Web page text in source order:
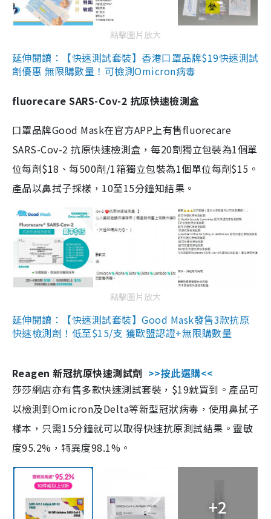
點擊圖片放大
延伸閱讀：【快速測試套裝】香港口罩品牌$19快速測試
劑優惠 無限購數量！可檢測Omicron病毒
fluorecare SARS-Cov-2 抗原快速檢測盒
口罩品牌Good Mask在官方APP上有售fluorecare
SARS-Cov-2 抗原快速檢測盒，每20劑獨立包裝為1個單
位每劑$18、每500劑/1箱獨立包裝為1個單位每劑$15。
產品以鼻拭子採樣，10至15分鐘知結果。
點擊圖片放大
延伸閱讀：【快速測試套裝】Good Mask發售3款抗原
快速檢測劑！低至$15/支 獲歐盟認證+無限購數量
Reagen 新冠抗原快速測試劑 >>按此選購<<
莎莎網店亦有售多款快速測試套裝，$19就買到。產品可
以檢測到Omicron及Delta等新型冠狀病毒，使用鼻拭子
樣本，只需15分鐘就可以取得快速抗原測試結果。靈敏
度95.2%，特異度98.1%。
+2